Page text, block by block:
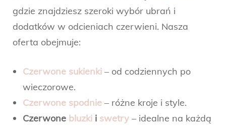
gdzie znajdziesz szeroki wybór ubrań i
dodatków w odcieniach czerwieni. Nasza
oferta obejmuje:
Czerwone sukienki – od codziennych po
wieczorowe.
Czerwone spodnie – różne kroje i style.
Czerwone bluzki i swetry – idealne na każdą